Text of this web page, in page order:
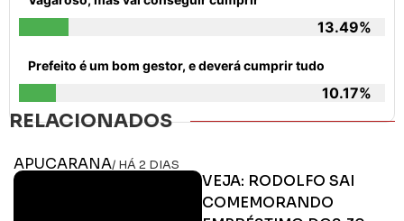
13.49%
Prefeito é um bom gestor, e deverá cumprir tudo
10.17%
RELACIONADOS
APUCARANA/ HÁ 2 DIAS
VEJA: RODOLFO SAI
COMEMORANDO